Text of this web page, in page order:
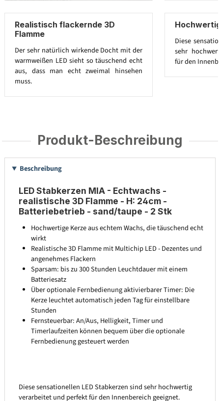
Realistisch flackernde 3D
Flamme
Der sehr natürlich wirkende Docht mit der
warmweißen LED sieht so täuschend echt
aus, dass man echt zweimal hinsehen
muss.
Diese
sehr
für den
Produkt-Beschreibung
Beschreibung
LED Stabkerzen MIA - Echtwachs -
realistische 3D Flamme - H: 24cm -
Batteriebetrieb - sand/taupe - 2 Stk
Hochwertige Kerze aus echtem Wachs, die täuschend echt
wirkt
Realistische 3D Flamme mit Multichip LED - Dezentes und
angenehmes Flackern
Sparsam: bis zu 300 Stunden Leuchtdauer mit einem
Batteriesatz
Über optionale Fernbedienung aktivierbarer Timer: Die
Kerze leuchtet automatisch jeden Tag für einstellbare
Stunden
Fernsteuerbar: An/Aus, Helligkeit, Timer und
Timerlaufzeiten können bequem über die optionale
Fernbedienung gesteuert werden
Diese sensationellen LED Stabkerzen sind sehr hochwertig
verarbeitet und perfekt für den Innenbereich geeignet.